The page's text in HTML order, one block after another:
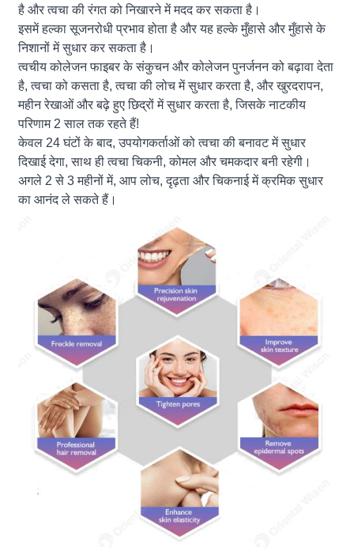
है और त्वचा की रंगत को निखारने में मदद कर सकता है।
इसमें हल्का सूजनरोधी प्रभाव होता है और यह हल्के मुँहासे और मुँहासे के
निशानों में सुधार कर सकता है।
त्वचीय कोलेजन फाइबर के संकुचन और कोलेजन पुनर्जनन को बढ़ावा देता
है, त्वचा को कसता है, त्वचा की लोच में सुधार करता है, और खुरदरापन,
महीन रेखाओं और बढ़े हुए छिद्रों में सुधार करता है, जिसके नाटकीय
परिणाम 2 साल तक रहते हैं!
केवल 24 घंटों के बाद, उपयोगकर्ताओं को त्वचा की बनावट में सुधार
दिखाई देगा, साथ ही त्वचा चिकनी, कोमल और चमकदार बनी रहेगी।
अगले 2 से 3 महीनों में, आप लोच, दृढ़ता और चिकनाई में क्रमिक सुधार
का आनंद ले सकते हैं।